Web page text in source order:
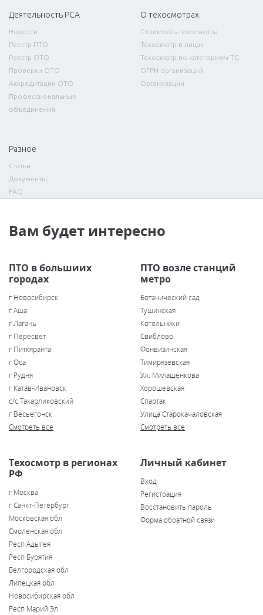
Деятельность РСА
Новости
Реестр ПТО
Реестр ОТО
Проверки ОТО
Аккредитации ОТО
Профессиональные
объединения
О техосмотрах
Стоимость техосмотра
Техосмотр в лицах
Техосмотр по категориям ТС
ОГРН организаций
Организации
Разное
Статьи
Документы
FAQ
Вам будет интересно
ПТО в большиих
городах
г Новосибирск
г Аша
г Лагань
г Пересвет
г Питкяранта
г Оса
г Рудня
г Катав-Ивановск
с/с Такарликовский
г Весьегонск
Смотреть все
ПТО возле станций
метро
Ботанический сад
Тушинская
Котельники
Свиблово
Фонвизинская
Тимирязевская
Ул. Милашенкова
Хорошевская
Спартак
Улица Старокачаловская
Смотреть все
Техосмотр в регионах
РФ
г Москва
г Санкт-Петербург
Московская обл
Смоленская обл
Респ Адыгея
Респ Бурятия
Белгородская обл
Липецкая обл
Новосибирская обл
Респ Марий Эл
Личный кабинет
Вход
Регистрация
Восстановить пароль
Форма обратной связи